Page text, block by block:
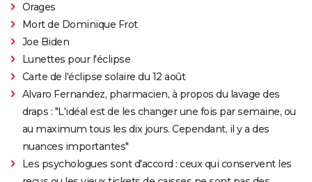
Orages
Mort de Dominique Frot
Joe Biden
Lunettes pour l'éclipse
Carte de l'éclipse solaire du 12 août
Alvaro Fernandez, pharmacien, à propos du lavage des
draps : "L'idéal est de les changer une fois par semaine, ou
au maximum tous les dix jours. Cependant, il y a des
nuances importantes"
Les psychologues sont d'accord : ceux qui conservent les